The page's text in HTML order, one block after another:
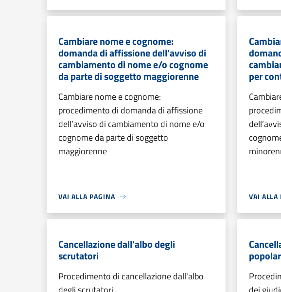
Cambiare nome e cognome:
domanda di affissione dell’avviso di
cambiamento di nome e/o cognome
da parte di soggetto maggiorenne
Cambiare nome e cognome:
procedimento di domanda di affissione
dell’avviso di cambiamento di nome e/o
cognome da parte di soggetto
maggiorenne
VAI ALLA PAGINA
per
VAI ALLA
Cancellazione dall'albo degli
scrutatori
Procedimento di cancellazione dall'albo